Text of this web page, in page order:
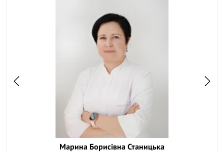
Марина Борисівна Станицька